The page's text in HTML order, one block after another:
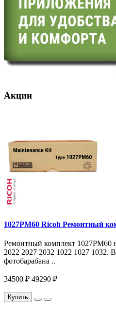
Акции
1027PM60 Ricoh Ремонтный
Ремонтный комплект 1027PM60
2022 2027 2032 1022 1027 1032.
фотобарабана ..
34500 ₽ 49290 ₽
Купить